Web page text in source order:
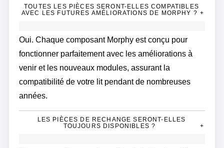
TOUTES LES PIÈCES SERONT-ELLES COMPATIBLES
AVEC LES FUTURES AMÉLIORATIONS DE MORPHY ? +
Oui. Chaque composant Morphy est conçu pour
fonctionner parfaitement avec les améliorations à
venir et les nouveaux modules, assurant la
compatibilité de votre lit pendant de nombreuses
années.
LES PIÈCES DE RECHANGE SERONT-ELLES
TOUJOURS DISPONIBLES ?
+